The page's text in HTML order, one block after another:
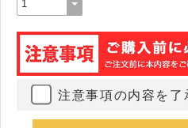
注意事項の内容を了